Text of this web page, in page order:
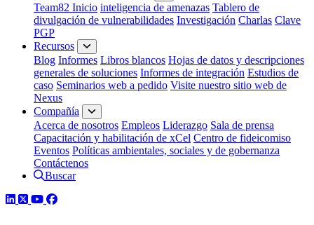
Team82 Inicio inteligencia de amenazas Tablero de
divulgación de vulnerabilidades Investigación Charlas Clave
PGP
Recursos
Blog Informes Libros blancos Hojas de datos y descripciones
generales de soluciones Informes de integración Estudios de
caso Seminarios web a pedido Visite nuestro sitio web de
Nexus
Compañía
Acerca de nosotros Empleos Liderazgo Sala de prensa
Capacitación y habilitación de xCel Centro de fideicomiso
Eventos Políticas ambientales, sociales y de gobernanza
Contáctenos
Buscar
LinkedIn
TwitterYouTube
Facebook